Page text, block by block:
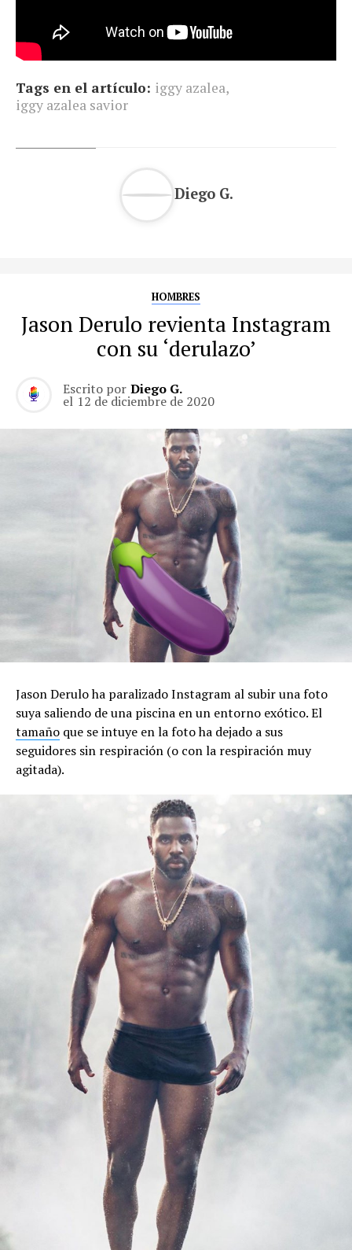
Tags en el artículo: iggy azalea,
iggy azalea savior
Diego G.
HOMBRES
Jason Derulo revienta Instagram
con su ‘derulazo’
Escrito por Diego G.
el 12 de diciembre de 2020
Jason Derulo ha paralizado Instagram al subir una foto
suya saliendo de una piscina en un entorno exótico. El
tamaño que se intuye en la foto ha dejado a sus
seguidores sin respiración (o con la respiración muy
agitada).